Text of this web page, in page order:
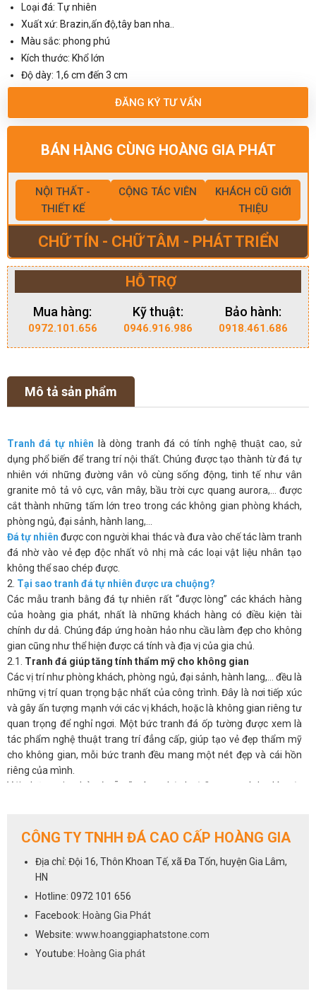
Loại đá: Tự nhiên
Xuất xứ: Brazin,ấn độ,tây ban nha..
Màu sắc: phong phú
Kích thước: Khổ lớn
Độ dày: 1,6 cm đến 3 cm
ĐĂNG KÝ TƯ VẤN
BÁN HÀNG CÙNG HOÀNG GIA PHÁT
NỘI THẤT -
THIẾT KẾ
CỘNG TÁC VIÊN
KHÁCH CŨ GIỚI
THIỆU
CHỮ TÍN - CHỮ TÂM - PHÁT TRIỂN
HỖ TRỢ
Mua hàng:
0972.101.656
Kỹ thuật:
0946.916.986
Bảo hành:
0918.461.686
Mô tả sản phẩm
Tranh đá tự nhiên là dòng tranh đá có tính nghệ thuật cao, sử
dụng phổ biến để trang trí nội thất. Chúng được tạo thành từ đá tự
nhiên với những đường vân vô cùng sống động, tinh tế như vân
granite mô tả vô cực, vân mây, bầu trời cực quang aurora,… được
cắt thành những tấm lớn treo trong các không gian phòng khách,
phòng ngủ, đại sảnh, hành lang,…
Đá tự nhiên được con người khai thác và đưa vào chế tác làm tranh
đá nhờ vào vẻ đẹp độc nhất vô nhị mà các loại vật liệu nhân tạo
không thể sao chép được.
2. Tại sao tranh đá tự nhiên được ưa chuộng?
Các mẫu tranh bằng đá tự nhiên rất “được lòng” các khách hàng
của hoàng gia phát, nhất là những khách hàng có điều kiện tài
chính dư dả. Chúng đáp ứng hoàn hảo nhu cầu làm đẹp cho không
gian cũng như thể hiện được cá tính và địa vị của gia chủ.
2.1. Tranh đá giúp tăng tính thẩm mỹ cho không gian
Các vị trí như phòng khách, phòng ngủ, đại sảnh, hành lang,… đều là
những vị trí quan trọng bậc nhất của công trình. Đây là nơi tiếp xúc
và gây ấn tượng mạnh với các vị khách, hoặc là không gian riêng tư
quan trọng để nghỉ ngơi. Một bức tranh đá ốp tường được xem là
tác phẩm nghệ thuật trang trí đẳng cấp, giúp tạo vẻ đẹp thẩm mỹ
cho không gian, mỗi bức tranh đều mang một nét đẹp và cái hồn
riêng của mình.
Với những gia chủ có sẵn “máu nghệ thuật” trong mình, thì một
2.2.Tranh đá giúp điều hòa phong thủy cho phòng khách
nghĩa phong thủy, có thể tác động đến âm dương ngũ hành và làm
thay đổi vận khí trong nhà. Được hình thành hoàn toàn từ tự nhiên,
nên có tác dụng tạo không gian thoáng đãng, mở rộng tầm nhìn,
đem đến nguồn năng lượng tích cực, an nhiên cho các thành viên
Người ta quan niệm, khi chọn tranh đá tự nhiên có màu sắc hợp với
mệnh còn mang đến may mắn, tài lộc, hóa giải những xui xẻo, giúp
CÔNG TY TNHH ĐÁ CAO CẤP HOÀNG GIA
Địa chỉ: Đội 16, Thôn Khoan Tế, xã Đa Tốn, huyện Gia Lâm,
HN
Hotline: 0972 101 656
Facebook: Hoàng Gia Phát
Website: www.hoanggiaphatstone.com
Youtube: Hoàng Gia phát